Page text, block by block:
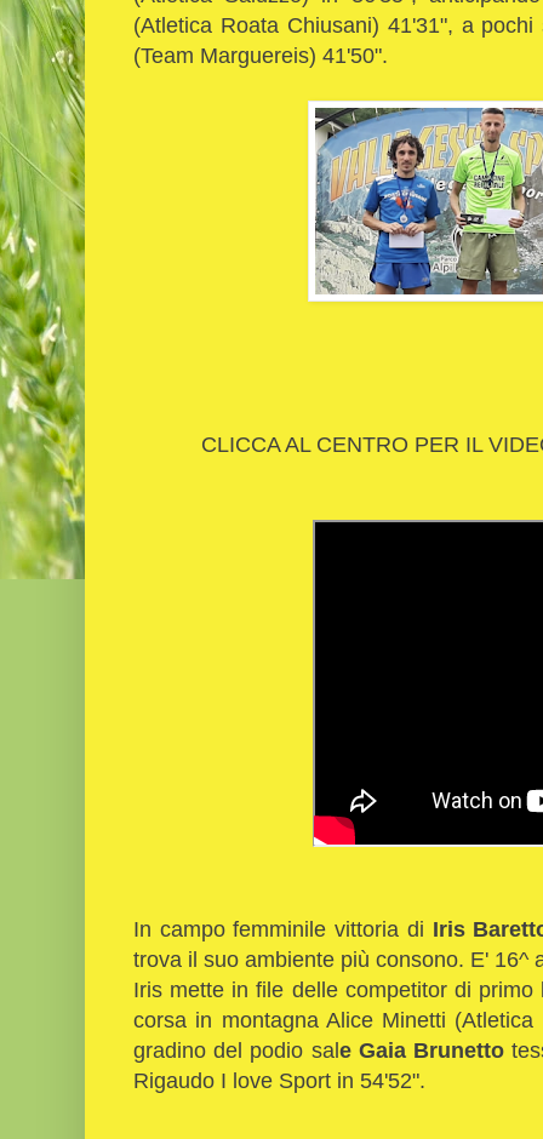
(Atletica Roata Chiusani) 41'31", a
(Team Marguereis) 41'50".
CLICCA AL CENTRO PER IL
In campo femminile vittoria di Iris
trova il suo ambiente più consono. E' 16^
Iris mette in file delle competitor di
corsa in montagna Alice Minetti
gradino del podio sale Gaia Brunetto
Rigaudo I love Sport in 54'52".